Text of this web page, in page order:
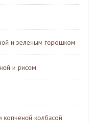
и зеленым горошком
и рисом
копченой колбасой